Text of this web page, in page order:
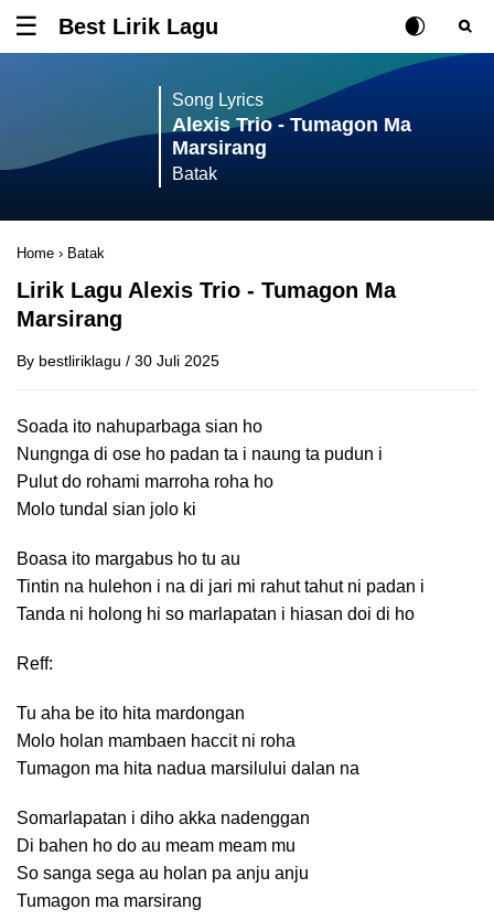
Tombol untuk membuka atau menutup menu
Best Lirik Lagu Rubah Posisi
Tombol
Song Lyrics
Alexis Trio - Tumagon Ma
Marsirang
Batak
Home › Batak
Lirik Lagu Alexis Trio - Tumagon Ma
Marsirang
By bestliriklagu / 30 Juli 2025
Soada ito nahuparbaga sian ho
Nungnga di ose ho padan ta i naung ta pudun i
Pulut do rohami marroha roha ho
Molo tundal sian jolo ki
Boasa ito margabus ho tu au
Tintin na hulehon i na di jari mi rahut tahut ni padan i
Tanda ni holong hi so marlapatan i hiasan doi di ho
Reff:
Tu aha be ito hita mardongan
Molo holan mambaen haccit ni roha
Tumagon ma hita nadua marsilului dalan na
Somarlapatan i diho akka nadenggan
Di bahen ho do au meam meam mu
So sanga sega au holan pa anju anju
Tumagon ma marsirang